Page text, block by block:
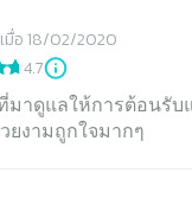
มื่อ 18/02/2020
4.7
มาดูแลให้การต้อนรับ
ยงามถูกใจมากๆ